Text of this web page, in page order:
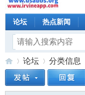
论坛 热点新闻
论坛 分类信息